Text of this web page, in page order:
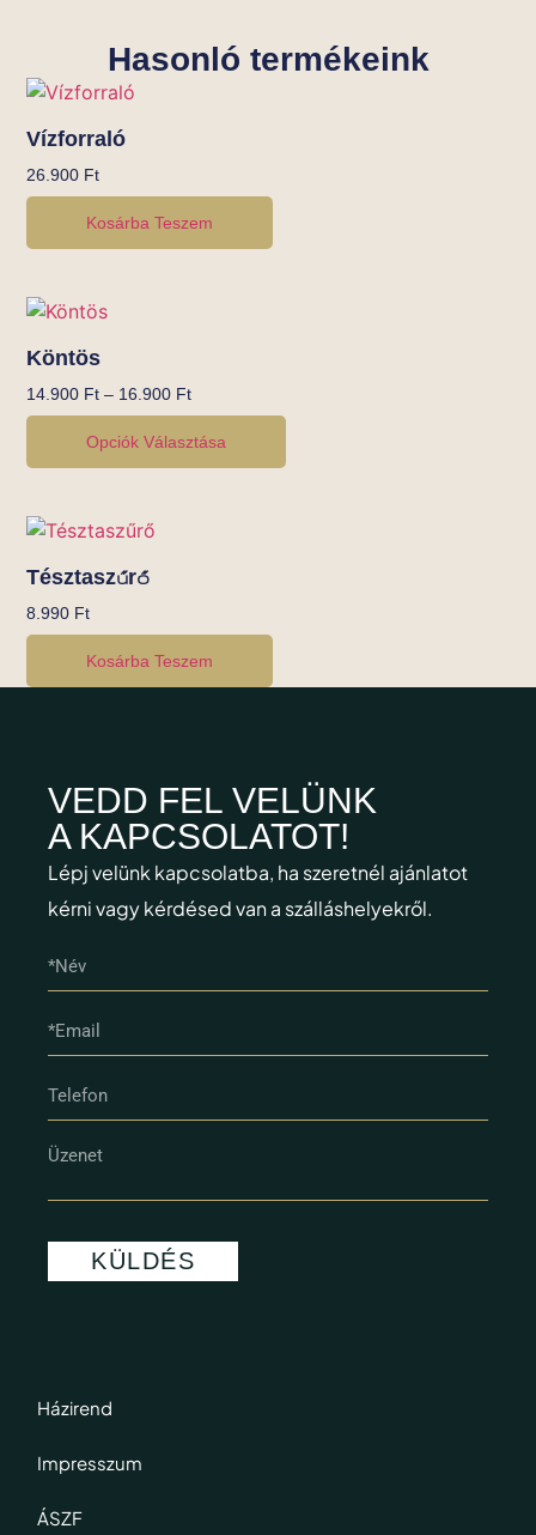
Hasonló termékeink
Vízforraló
26.900 Ft
Kosárba Teszem
Köntös
14.900 Ft – 16.900 Ft
Opciók Választása
Tésztaszűrő
8.990 Ft
Kosárba Teszem
VEDD FEL VELÜNK
A KAPCSOLATOT!
Lépj velünk kapcsolatba, ha szeretnél ajánlatot
kérni vagy kérdésed van a szálláshelyekről.
KÜLDÉS
Házirend
Impresszum
ÁSZF